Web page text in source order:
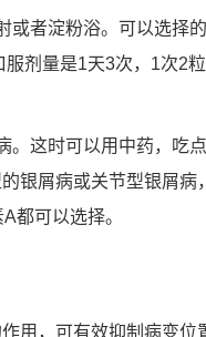
者淀粉浴。可以选择的
剂量是1天3次，1次2
。这时可以用中药，吃
银屑病或关节型银屑病
都可以选择。
用，可有效抑制病变位